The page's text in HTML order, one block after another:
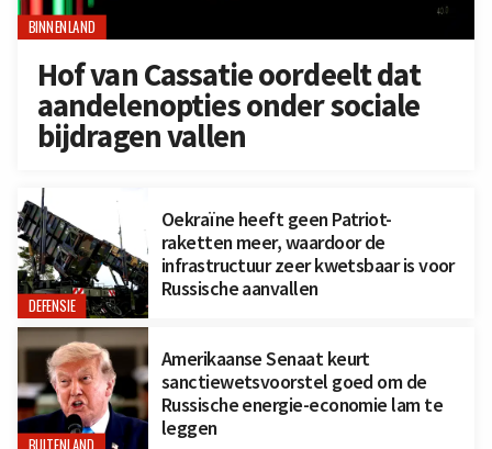
BINNENLAND
Hof van Cassatie oordeelt dat
aandelenopties onder sociale
bijdragen vallen
DEFENSIE
Oekraïne heeft geen Patriot-
raketten meer, waardoor de
infrastructuur zeer kwetsbaar is voor
Russische aanvallen
Amerikaanse Senaat keurt
sanctiewetsvoorstel goed om de
Russische energie-economie lam te
leggen